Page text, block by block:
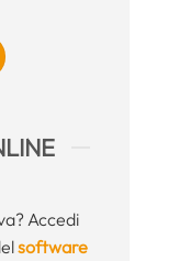
Accedi
software